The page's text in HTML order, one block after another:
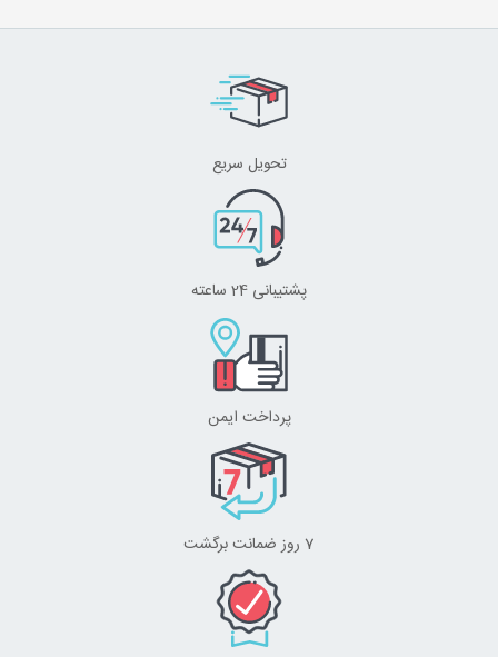
تحویل سریع
پشتیبانی 24 ساعته
پرداخت ایمن
7 روز ضمانت برگشت